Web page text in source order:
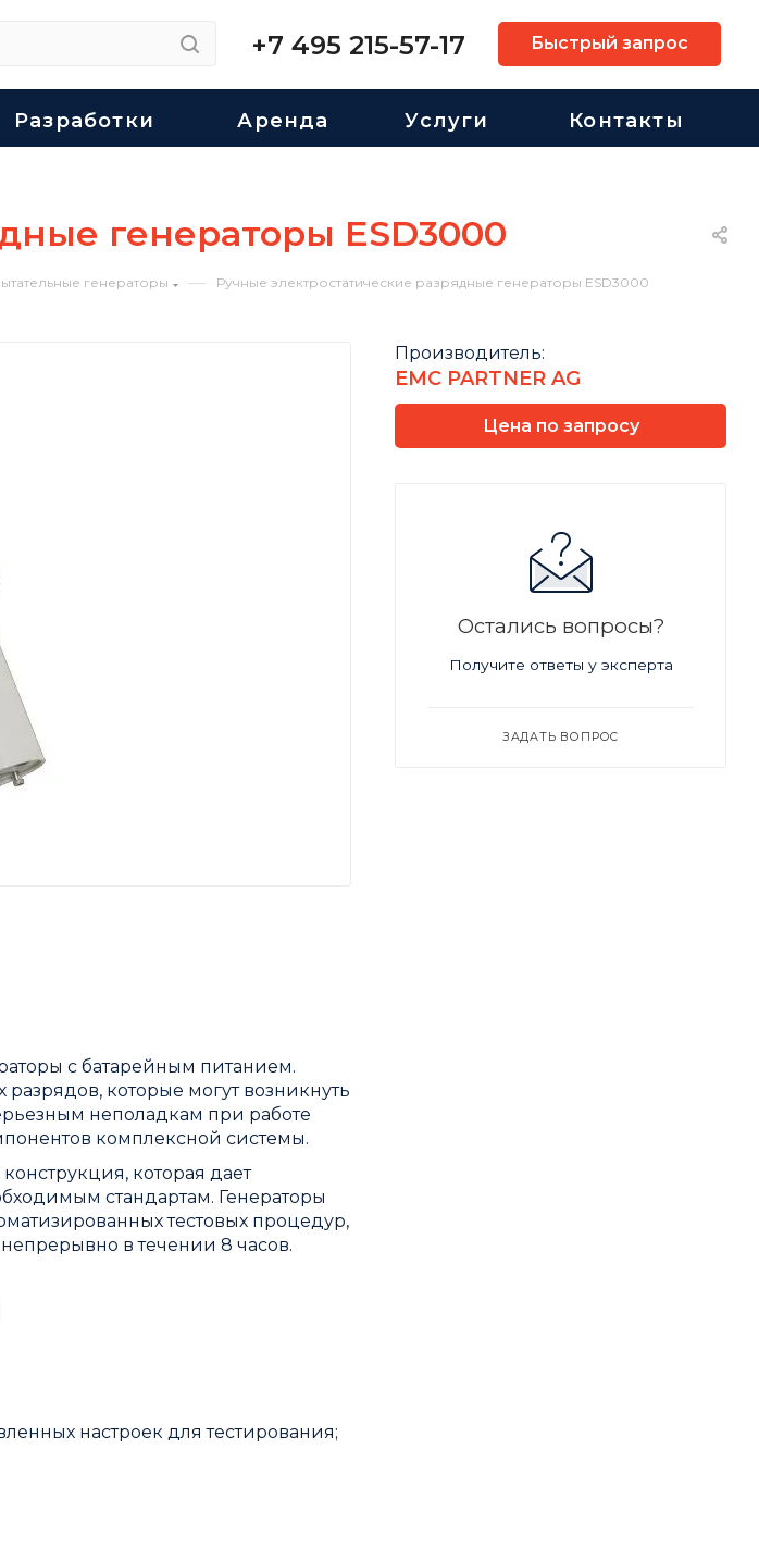
+7 495 215-57-17 Быстрый запрос
Разработки Аренда Услуги Контакты
генераторы ESD3000
генераторы — Ручные электростатические разрядные генераторы ESD3000
с батарейным питанием.
которые могут возникнуть
неполадкам при работе
комплексной системы.
которая дает
стандартам. Генераторы
тестовых процедур,
в течении 8 часов.
настроек для тестирования;
Производитель:
EMC PARTNER AG
Цена по запросу
Остались вопросы?
Получите ответы у эксперта
ЗАДАТЬ ВОПРОС